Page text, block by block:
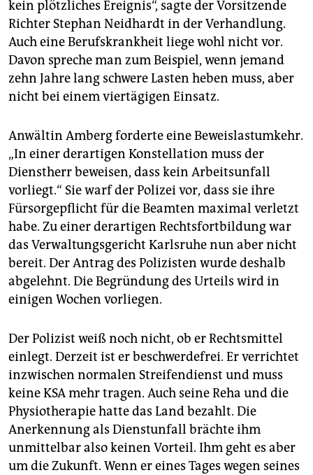
kein plötzliches Ereignis“, sagte der Vorsitzende
Richter Stephan Neidhardt in der Verhandlung.
Auch eine Berufskrankheit liege wohl nicht vor.
Davon spreche man zum Beispiel, wenn jemand
zehn Jahre lang schwere Lasten heben muss, aber
nicht bei einem viertägigen Einsatz.
Anwältin Amberg forderte eine Beweislastumkehr.
„In einer derartigen Konstellation muss der
Dienstherr beweisen, dass kein Arbeitsunfall
vorliegt.“ Sie warf der Polizei vor, dass sie ihre
Fürsorgepflicht für die Beamten maximal verletzt
habe. Zu einer derartigen Rechtsfortbildung war
das Verwaltungsgericht Karlsruhe nun aber nicht
bereit. Der Antrag des Polizisten wurde deshalb
abgelehnt. Die Begründung des Urteils wird in
einigen Wochen vorliegen.
Der Polizist weiß noch nicht, ob er Rechtsmittel
einlegt. Derzeit ist er beschwerdefrei. Er verrichtet
inzwischen normalen Streifendienst und muss
keine KSA mehr tragen. Auch seine Reha und die
Physiotherapie hatte das Land bezahlt. Die
Anerkennung als Dienstunfall brächte ihm
unmittelbar also keinen Vorteil. Ihm geht es aber
um die Zukunft. Wenn er eines Tages wegen seines